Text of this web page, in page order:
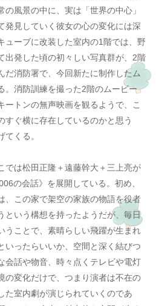
の風景の中に、実は「世界の中心」
発見していく彼女の心の変化には深
ューブに改装した室内の1階では、野
出発した頃の初々しい写真群が、2階
だ消防署で、今回新たに制作したム
。消防訓練を撮った2階のムービー
ートンの無声映画を観るようで、こ
すぐ横に存在しているのかと思う
てくる。
は松田正隆＋遠藤幹大＋三上亮が
の会話》を展開している。初め、
、この家で架空の家族の物語を役者
という構想を持ったようだが、毎日
うことで、素晴らしい飛躍が生まれ
いったらいいか、空間と深く結びつ
会話や物音、時々点くテレビや電灯
の変化だけで、つまり演者は不在の
た室内劇が演じられていくのであ